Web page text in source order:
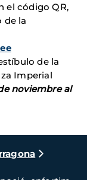
el código QR,
de la
de la
Imperial
noviembre al